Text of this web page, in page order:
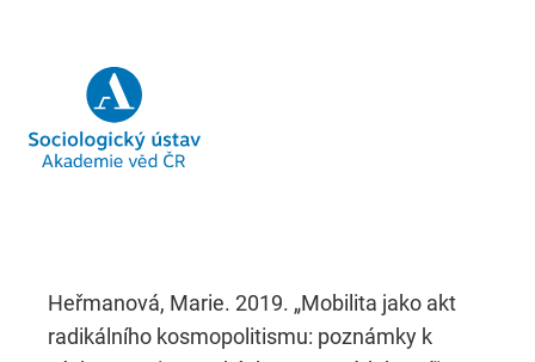
Heřmanová, Marie. 2019. „Mobilita jako akt
radikálního kosmopolitismu: poznámky k